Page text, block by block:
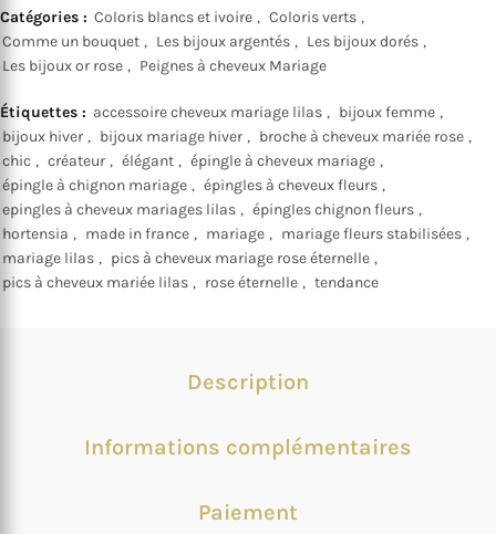
Catégories : Coloris blancs et ivoire , Coloris verts ,
Comme un bouquet , Les bijoux argentés , Les bijoux dorés ,
Les bijoux or rose , Peignes à cheveux Mariage
Étiquettes : accessoire cheveux mariage lilas , bijoux femme ,
bijoux hiver , bijoux mariage hiver , broche à cheveux mariée rose ,
chic , créateur , élégant , épingle à cheveux mariage ,
épingle à chignon mariage , épingles à cheveux fleurs ,
epingles à cheveux mariages lilas , épingles chignon fleurs ,
hortensia , made in france , mariage , mariage fleurs stabilisées ,
mariage lilas , pics à cheveux mariage rose éternelle ,
pics à cheveux mariée lilas , rose éternelle , tendance
Description
Informations complémentaires
Paiement